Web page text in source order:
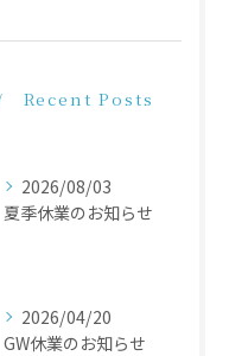
Recent Posts
2026/08/03
夏季休業のお知らせ
2026/04/20
GW休業のお知らせ